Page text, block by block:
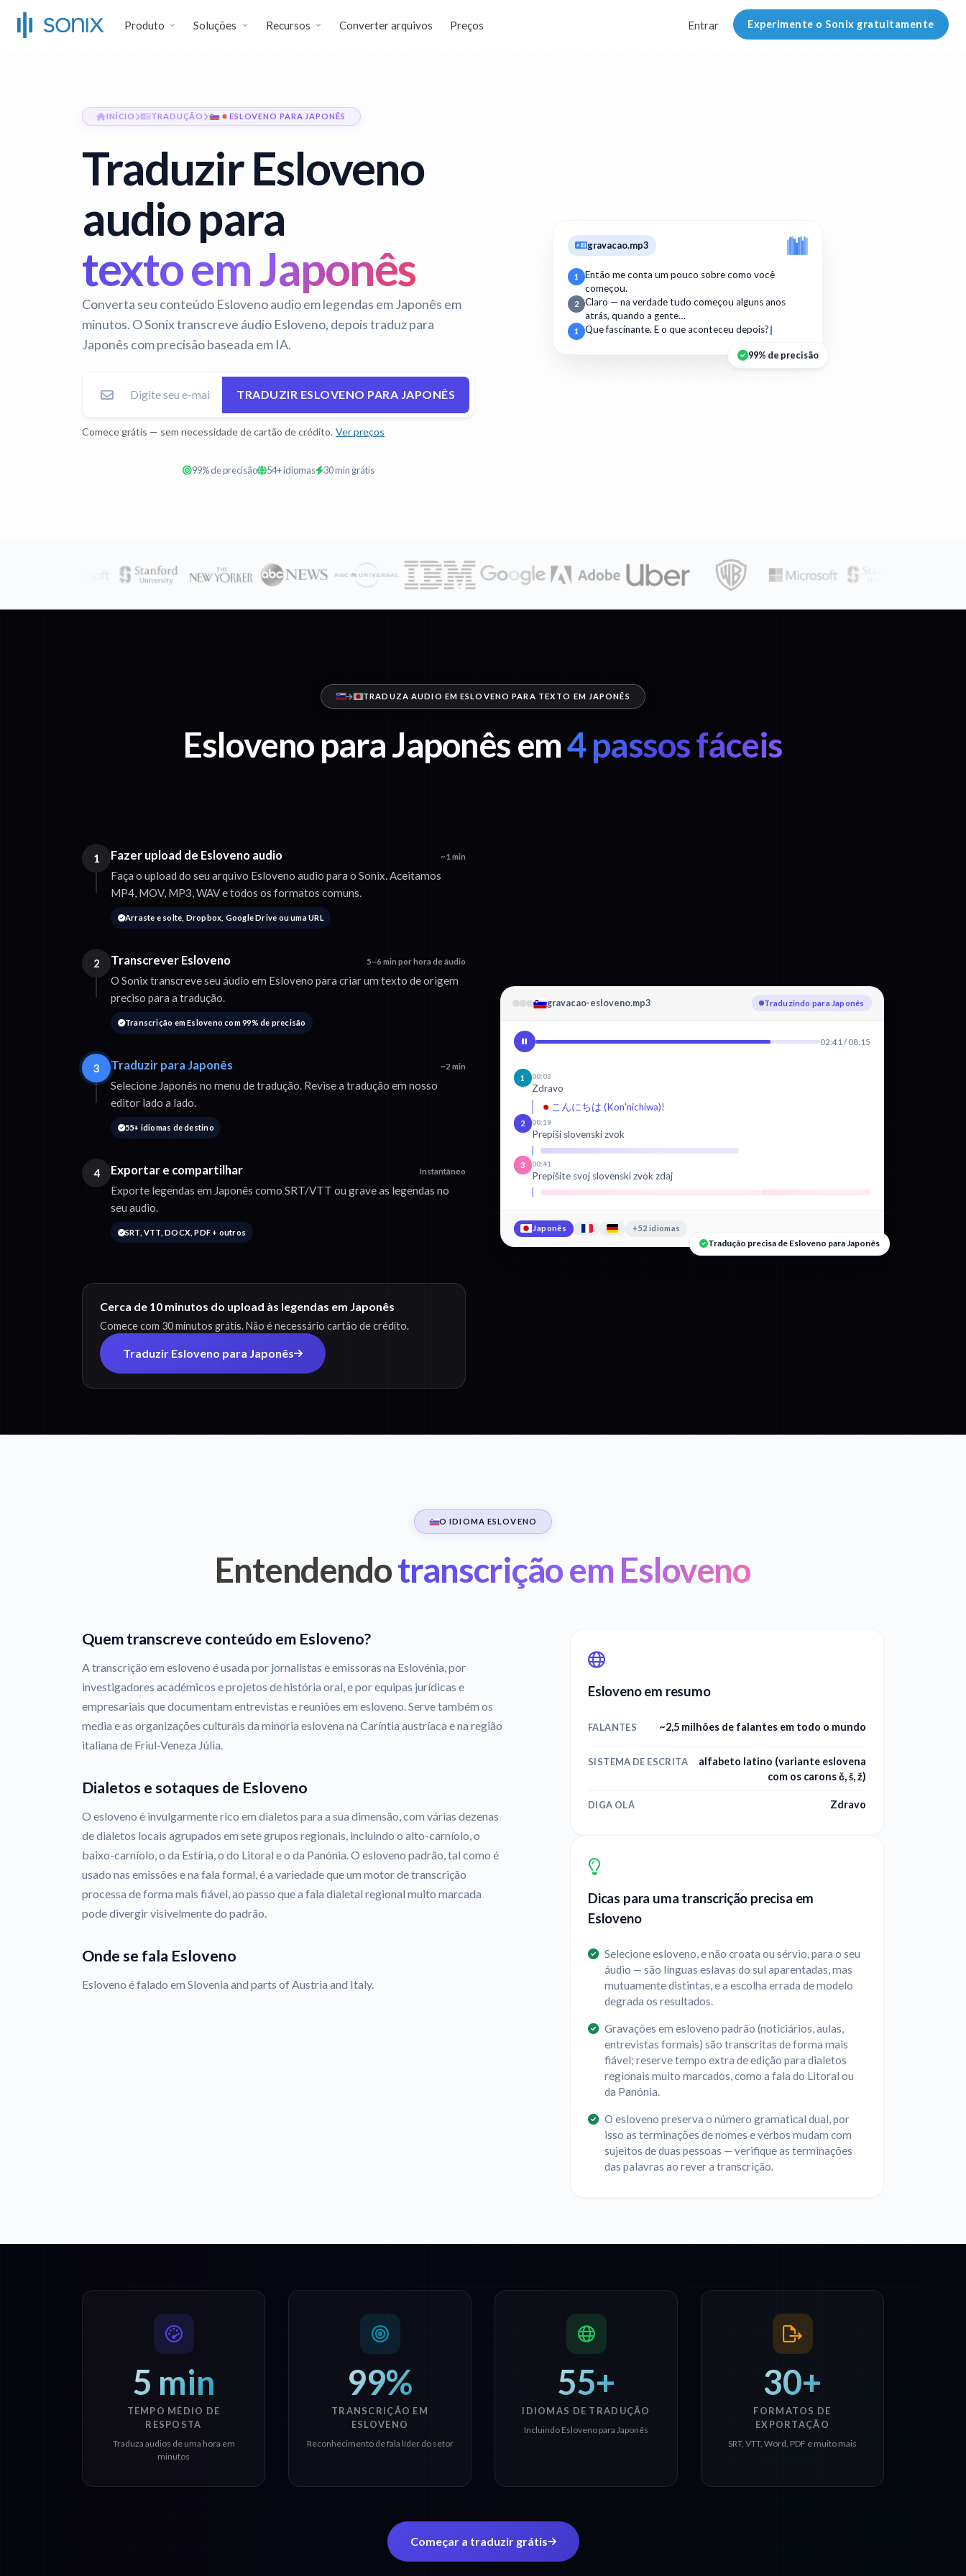
Produto Soluções Recursos Converter arquivos Preços Entrar Experimente o Sonix gratuitamente
INÍCIO TRADUÇÃO ESLOVENO PARA JAPONÊS
Traduzir Esloveno
audio para
texto em Japonês
Converta seu conteúdo Esloveno audio em legendas em Japonês em
minutos. O Sonix transcreve áudio Esloveno, depois traduz para
Japonês com precisão baseada em IA.
TRADUZIR ESLOVENO PARA JAPONÊS
Comece grátis — sem necessidade de cartão de crédito. Ver preços
99% de precisão 54+ idiomas 30 min grátis
gravacao.mp3
1
Então me conta um pouco sobre como você
começou.
2
Claro — na verdade tudo começou alguns anos
atrás, quando a gente…
1 Que fascinante. E o que aconteceu depois?
99% de precisão
TRADUZA AUDIO EM ESLOVENO PARA TEXTO EM JAPONÊS
Esloveno para Japonês em4 passos fáceis
1 Fazer upload de Esloveno audio ~1 min
Faça o upload do seu arquivo Esloveno audio para o Sonix. Aceitamos
MP4, MOV, MP3, WAV e todos os formatos comuns.
Arraste e solte, Dropbox, Google Drive ou uma URL
2 Transcrever Esloveno 5–6 min por hora de áudio
O Sonix transcreve seu áudio em Esloveno para criar um texto de origem
preciso para a tradução.
Transcrição em Esloveno com 99% de precisão
3 Traduzir para Japonês ~2 min
Selecione Japonês no menu de tradução. Revise a tradução em nosso
editor lado a lado.
55+ idiomas de destino
4 Exportar e compartilhar Instantâneo
Exporte legendas em Japonês como SRT/VTT ou grave as legendas no
seu audio.
SRT, VTT, DOCX, PDF + outros
Cerca de 10 minutos do upload às legendas em Japonês
Comece com 30 minutos grátis. Não é necessário cartão de crédito.
Traduzir Esloveno para Japonês
gravacao-esloveno.mp3 Traduzindo para Japonês
02:41 / 08:15
1 00:03
Zdravo
こんにちは (Kon'nichiwa)!
2 00:19
Prepiši slovenski zvok
3 00:41
Prepišite svoj slovenski zvok zdaj
Japonês +52 idiomas
Tradução precisa de Esloveno para Japonês
O IDIOMA ESLOVENO
Entendendotranscrição em Esloveno
Quem transcreve conteúdo em Esloveno?
A transcrição em esloveno é usada por jornalistas e emissoras na Eslovénia, por
investigadores académicos e projetos de história oral, e por equipas jurídicas e
empresariais que documentam entrevistas e reuniões em esloveno. Serve também os
media e as organizações culturais da minoria eslovena na Caríntia austríaca e na região
italiana de Friul-Veneza Júlia.
Dialetos e sotaques de Esloveno
O esloveno é invulgarmente rico em dialetos para a sua dimensão, com várias dezenas
de dialetos locais agrupados em sete grupos regionais, incluindo o alto-carníolo, o
baixo-carníolo, o da Estíria, o do Litoral e o da Panónia. O esloveno padrão, tal como é
usado nas emissões e na fala formal, é a variedade que um motor de transcrição
processa de forma mais fiável, ao passo que a fala dialetal regional muito marcada
pode divergir visivelmente do padrão.
Onde se fala Esloveno
Esloveno é falado em Slovenia and parts of Austria and Italy.
Esloveno em resumo
FALANTES ~2,5 milhões de falantes em todo o mundo
SISTEMA DE ESCRITA
alfabeto latino (variante eslovena
com os carons č, š, ž)
DIGA OLÁ Zdravo
Dicas para uma transcrição precisa em
Esloveno
Selecione esloveno, e não croata ou sérvio, para o seu
áudio — são línguas eslavas do sul aparentadas, mas
mutuamente distintas, e a escolha errada de modelo
degrada os resultados.
Gravações em esloveno padrão (noticiários, aulas,
entrevistas formais) são transcritas de forma mais
fiável; reserve tempo extra de edição para dialetos
regionais muito marcados, como a fala do Litoral ou
da Panónia.
O esloveno preserva o número gramatical dual, por
isso as terminações de nomes e verbos mudam com
sujeitos de duas pessoas — verifique as terminações
das palavras ao rever a transcrição.
5 min
TEMPO MÉDIO DE
RESPOSTA
Traduza audios de uma hora em
minutos
99%
TRANSCRIÇÃO EM
ESLOVENO
Reconhecimento de fala líder do setor
55+
IDIOMAS DE TRADUÇÃO
Incluindo Esloveno para Japonês
30+
FORMATOS DE
EXPORTAÇÃO
SRT, VTT, Word, PDF e muito mais
Começar a traduzir grátis